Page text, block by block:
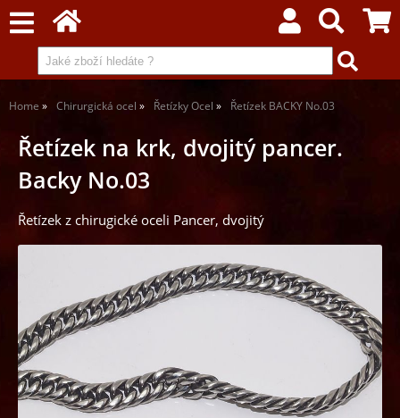
Home Chirurgická ocel Řetízky Ocel Řetízek BACKY No.03
Řetízek na krk, dvojitý pancer.
Backy No.03
Řetízek z chirugické oceli Pancer, dvojitý